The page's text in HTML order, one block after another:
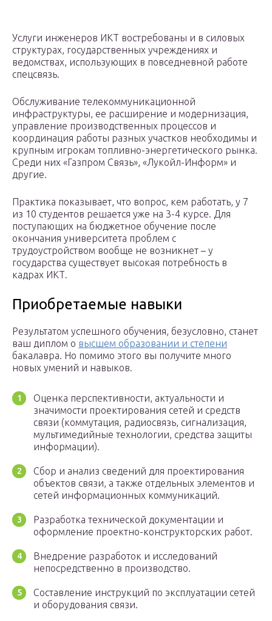
Услуги инженеров ИКТ востребованы и в силовых
структурах, государственных учреждениях и
ведомствах, использующих в повседневной работе
спецсвязь.
Обслуживание телекоммуникационной
инфраструктуры, ее расширение и модернизация,
управление производственных процессов и
координация работы разных участков необходимы и
крупным игрокам топливно-энергетического рынка.
Среди них «Газпром Связь», «Лукойл-Информ» и
другие.
Практика показывает, что вопрос, кем работать, у 7
из 10 студентов решается уже на 3-4 курсе. Для
поступающих на бюджетное обучение после
окончания университета проблем с
трудоустройством вообще не возникнет – у
государства существует высокая потребность в
кадрах ИКТ.
Приобретаемые навыки
Результатом успешного обучения, безусловно, станет
ваш диплом о высшем образовании и степени
бакалавра. Но помимо этого вы получите много
новых умений и навыков.
Оценка перспективности, актуальности и
значимости проектирования сетей и средств
связи (коммутация, радиосвязь, сигнализация,
мультимедийные технологии, средства защиты
информации).
Сбор и анализ сведений для проектирования
объектов связи, а также отдельных элементов и
сетей информационных коммуникаций.
Разработка технической документации и
оформление проектно-конструкторских работ.
Внедрение разработок и исследований
непосредственно в производство.
Составление инструкций по эксплуатации сетей
и оборудования связи.